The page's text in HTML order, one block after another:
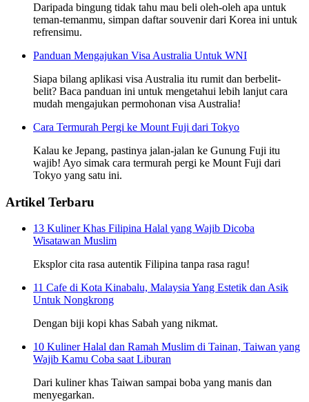
Daripada bingung tidak tahu mau beli oleh-oleh apa untuk
teman-temanmu, simpan daftar souvenir dari Korea ini untuk
refrensimu.
Panduan Mengajukan Visa Australia Untuk WNI
Siapa bilang aplikasi visa Australia itu rumit dan berbelit-
belit? Baca panduan ini untuk mengetahui lebih lanjut cara
mudah mengajukan permohonan visa Australia!
Cara Termurah Pergi ke Mount Fuji dari Tokyo
Kalau ke Jepang, pastinya jalan-jalan ke Gunung Fuji itu
wajib! Ayo simak cara termurah pergi ke Mount Fuji dari
Tokyo yang satu ini.
Artikel Terbaru
13 Kuliner Khas Filipina Halal yang Wajib Dicoba
Wisatawan Muslim
Eksplor cita rasa autentik Filipina tanpa rasa ragu!
11 Cafe di Kota Kinabalu, Malaysia Yang Estetik dan Asik
Untuk Nongkrong
Dengan biji kopi khas Sabah yang nikmat.
10 Kuliner Halal dan Ramah Muslim di Tainan, Taiwan yang
Wajib Kamu Coba saat Liburan
Dari kuliner khas Taiwan sampai boba yang manis dan
menyegarkan.